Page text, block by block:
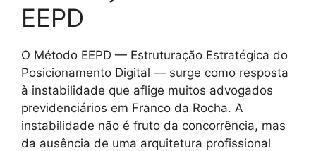
EEPD
O Método EEPD — Estruturação Estratégica do
Posicionamento Digital — surge como resposta
à instabilidade que aflige muitos advogados
previdenciários em Franco da Rocha. A
instabilidade não é fruto da concorrência, mas
da ausência de uma arquitetura profissional